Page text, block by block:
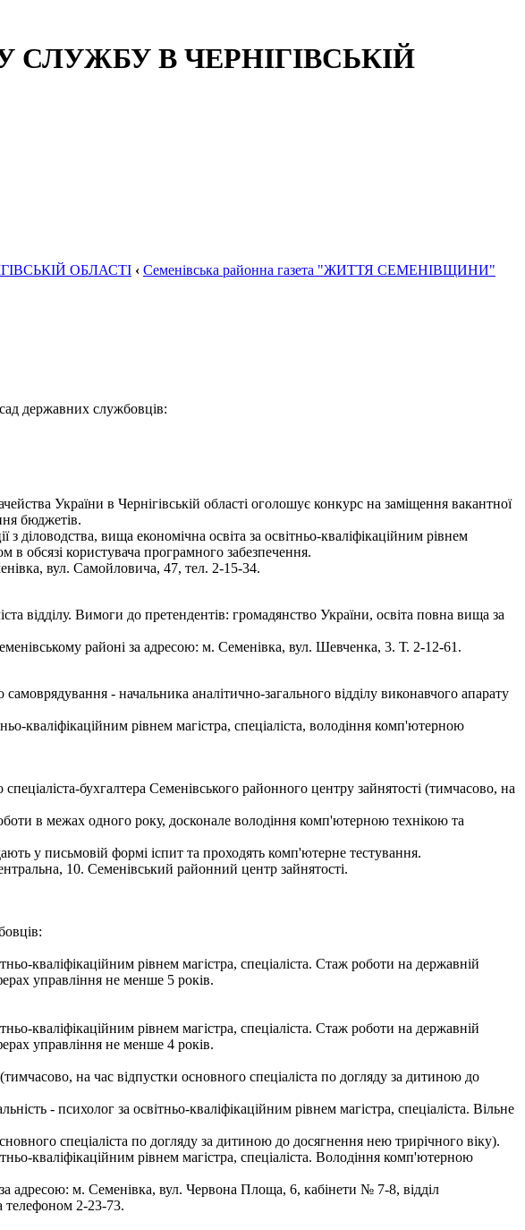
В ЧЕРНІГІВСЬКІЙ
ОБЛАСТІ ‹ Семенівська районна газета "ЖИТТЯ СЕМЕНІВЩИНИ"
державних службовців:
України в Чернігівській області оголошує конкурс на заміщення вакантної
бюджетів.
діловодства, вища економічна освіта за освітньо-кваліфікаційним рівнем
в обсязі користувача програмного забезпечення.
вул. Самойловича, 47, тел. 2-15-34.
відділу. Вимоги до претендентів: громадянство України, освіта повна вища за
районі за адресою: м. Семенівка, вул. Шевченка, 3. Т. 2-12-61.
- начальника аналітично-загального відділу виконавчого апарату
кваліфікаційним рівнем магістра, спеціаліста, володіння комп'ютерною
бухгалтера Семенівського районного центру зайнятості (тимчасово, на
в межах одного року, досконале володіння комп'ютерною технікою та
у письмовій формі іспит та проходять комп'ютерне тестування.
10. Семенівський районний центр зайнятості.
кваліфікаційним рівнем магістра, спеціаліста. Стаж роботи на державній
управління не менше 5 років.
кваліфікаційним рівнем магістра, спеціаліста. Стаж роботи на державній
управління не менше 4 років.
на час відпустки основного спеціаліста по догляду за дитиною до
- психолог за освітньо-кваліфікаційним рівнем магістра, спеціаліста. Вільне
спеціаліста по догляду за дитиною до досягнення нею трирічного віку).
кваліфікаційним рівнем магістра, спеціаліста. Володіння комп'ютерною
адресою: м. Семенівка, вул. Червона Площа, 6, кабінети № 7-8, відділ
телефоном 2-23-73.